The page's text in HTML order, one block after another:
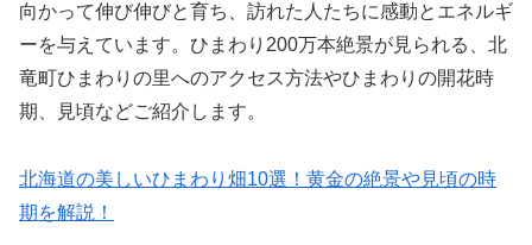
向かって伸び伸びと育ち、訪れた人たちに感動とエネルギ
ーを与えています。ひまわり200万本絶景が見られる、北
竜町ひまわりの里へのアクセス方法やひまわりの開花時
期、見頃などご紹介します。
北海道の美しいひまわり畑10選！黄金の絶景や見頃の時
期を解説！